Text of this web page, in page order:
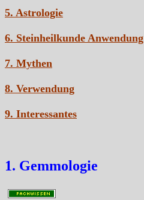
5. Astrologie
6. Steinheilkunde Anwendung
7. Mythen
8. Verwendung
9. Interessantes
1. Gemmologie